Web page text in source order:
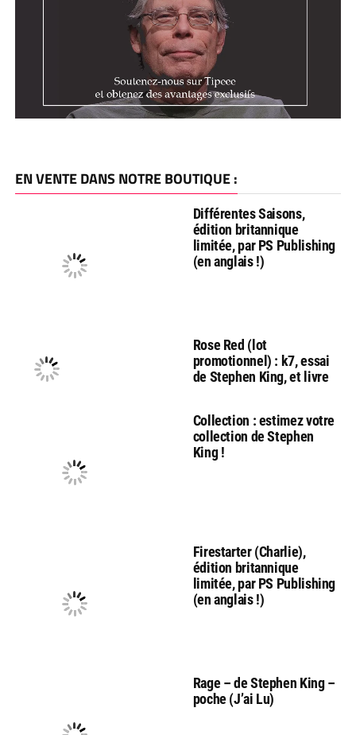
EN VENTE DANS NOTRE BOUTIQUE :
Différentes Saisons,
édition britannique
limitée, par PS Publishing
(en anglais !)
Rose Red (lot
promotionnel) : k7, essai
de Stephen King, et livre
Collection : estimez votre
collection de Stephen
King !
Firestarter (Charlie),
édition britannique
limitée, par PS Publishing
(en anglais !)
Rage – de Stephen King –
poche (J’ai Lu)